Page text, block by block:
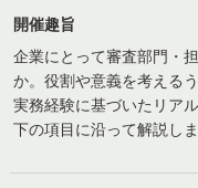
開催趣旨
企業にとって審査部門・
か。役割や意義を考える
実務経験に基づいたリア
下の項目に沿って解説しま